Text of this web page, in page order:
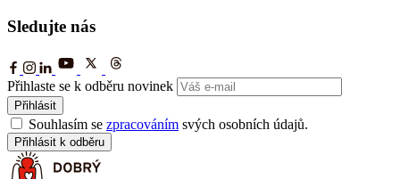
Sledujte nás
Přihlaste se k odběru novinek
Přihlásit
Souhlasím se zpracováním svých osobních údajů.
Přihlásit k odběru